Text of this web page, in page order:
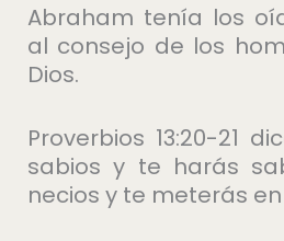
Abraham tenía los
al consejo de los
Dios.
Proverbios 13:20-21
sabios y te harás
necios y te meterás